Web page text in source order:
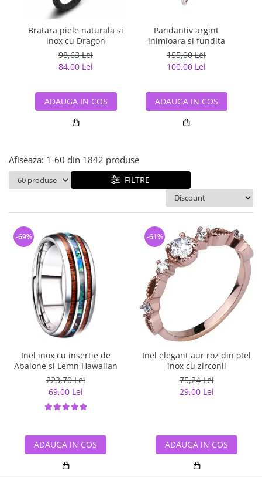
semipretioase
Bijuterii argint placat cu aur
Bijuterii argint cu diverse
Bijuterii de Lux
Bijuterii gotice si rock
Bijuterii Handmade
Bijuterii fantezie
Bijuterii tungsten
Solutii si lavete de curatare
bijuterii argint
Bratara piele naturala si
inox cu Dragon
98,63 Lei
84,00 Lei
ADAUGA IN COS
Pandantiv argint
inimioara si fundita
155,00 Lei
100,00 Lei
ADAUGA IN COS
Afiseaza: 1-60 din 1842 produse
FILTRE
Inel inox cu insertie de
Abalone si Lemn Hawaiian
223,70 Lei
69,00 Lei
-69%
ADAUGA IN COS
Inel elegant aur roz din otel
inox cu zirconii
75,24 Lei
29,00 Lei
-61%
ADAUGA IN COS